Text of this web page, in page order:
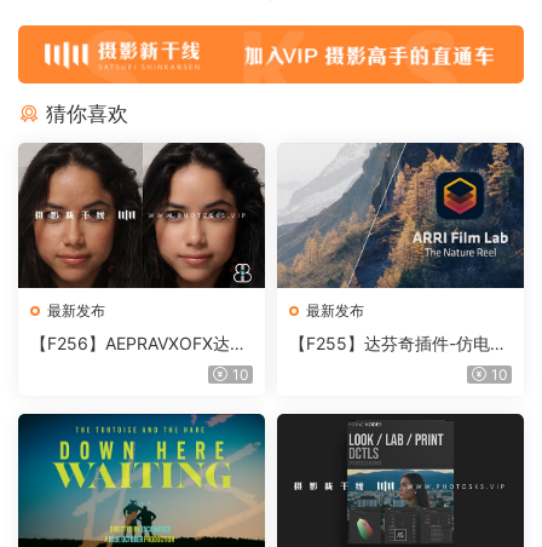
猜你喜欢
最新发布
【F256】AEPRAVXOFX达芬
奇视频人像磨皮润肤美颜插件
10
最新发布
【F255】达芬奇插件-仿电影
胶片视频调色插件 ARRI Film
10